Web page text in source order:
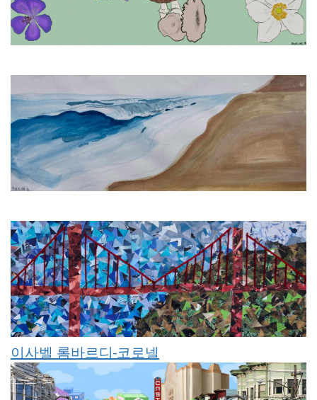
이사벨 롬바르디-코로넬